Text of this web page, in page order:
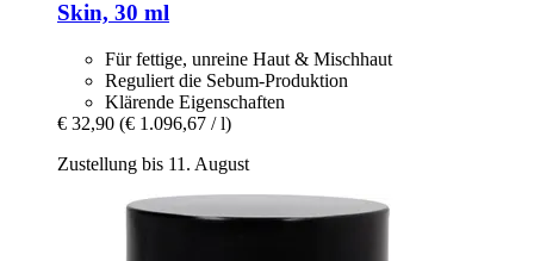
Skin, 30 ml
Für fettige, unreine Haut & Mischhaut
Reguliert die Sebum-Produktion
Klärende Eigenschaften
€ 32,90 (€ 1.096,67 / l)
Zustellung bis 11. August